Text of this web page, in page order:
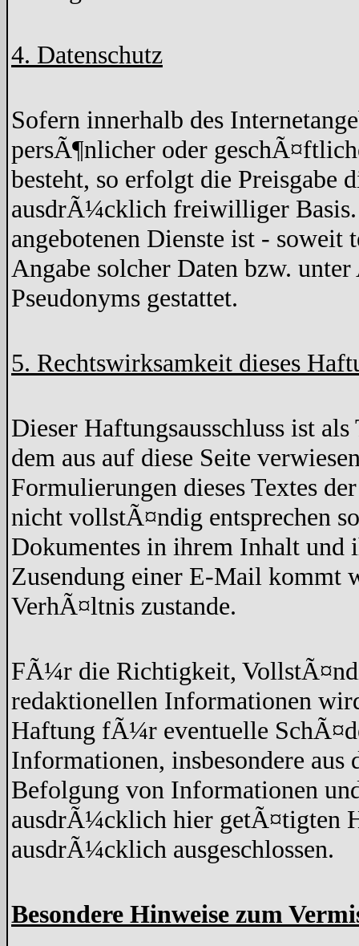
4. Datenschutz
Sofern innerhalb des
persÃ¶nlicher oder
besteht, so erfolgt die Preisgabe
ausdrÃ¼cklich freiwilliger Basis.
angebotenen Dienste ist -
Angabe solcher Daten bzw.
Pseudonyms gestattet.
5. Rechtswirksamkeit dieses
Dieser Haftungsausschluss ist
dem aus auf diese Seite
Formulierungen dieses Textes
nicht vollstÃ¤ndig entsprechen
Dokumentes in ihrem Inhalt
Zusendung einer E-Mail kommt
VerhÃ¤ltnis zustande.
FÃ¼r die Richtigkeit,
redaktionellen Informationen
Haftung fÃ¼r eventuelle
Informationen, insbesondere
Befolgung von Informationen
ausdrÃ¼cklich hier getÃ¤tigten
ausdrÃ¼cklich ausgeschlossen.
Besondere Hinweise zum